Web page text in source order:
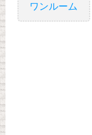
ワンルーム